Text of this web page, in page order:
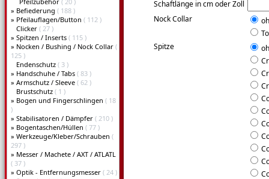
» Befiederung ( 188 )
» Pfeilauflagen/Button ( 112 )
Clicker ( 27 )
» Spitzen / Inserts ( 115 )
» Nocken / Bushing / Nock Collar (
125 )
Endenschutz ( 3 )
» Handschuhe / Tabs ( 83 )
» Armschutz / Sleeve ( 62 )
Brustschutz ( 1 )
» Bogen und Fingerschlingen ( 18
)
» Stabilisatoren / Dämpfer ( 210 )
» Bogentaschen/Hüllen ( 77 )
» Werkzeuge/Kleber/Schrauben (
297 )
» Messer / Machete / AXT / ATLATL
( 37 )
» Optik - Entfernungsmesser ( 24 )
Schaftlänge in cm oder Zoll
Nock Collar
Spitze